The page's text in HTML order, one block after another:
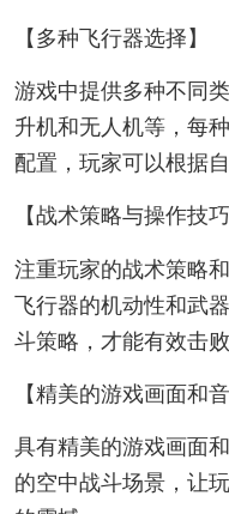
【多种飞行器选择】
游戏中提供多种不同
升机和无人机等，每
配置，玩家可以根据
【战术策略与操作技巧
注重玩家的战术策略
飞行器的机动性和武
斗策略，才能有效击败
【精美的游戏画面和音
具有精美的游戏画面
的空中战斗场景，让